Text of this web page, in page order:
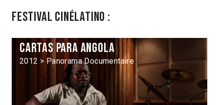
Festival Cinélatino :
Cartas para Angola
2012 > Panorama Documentaire